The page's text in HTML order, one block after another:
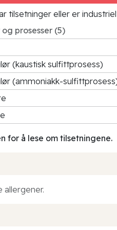
tilsetninger eller er
prosesser (5)
(kaustisk sulfittprosess)
(ammoniakk-
for å lese om tilsetningene.
allergener.